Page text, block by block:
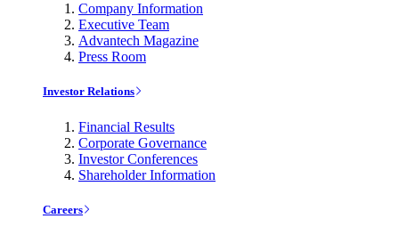
Company Information
Executive Team
Advantech Magazine
Press Room
Investor Relations
Financial Results
Corporate Governance
Investor Conferences
Shareholder Information
Careers